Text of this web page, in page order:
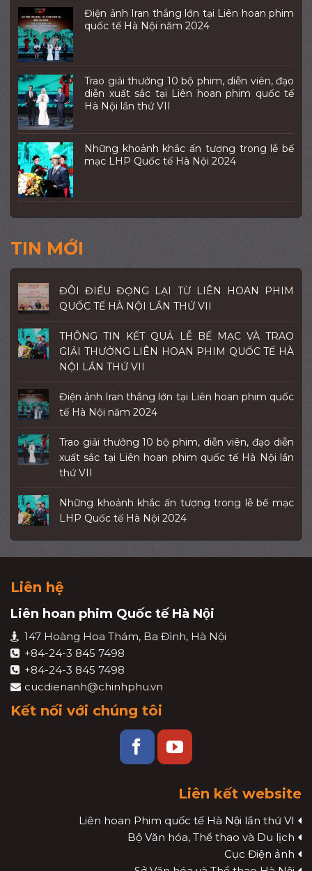
Điện ảnh Iran thắng lớn tại Liên hoan phim
quốc tế Hà Nội năm 2024
Trao giải thưởng 10 bộ phim, diễn viên, đạo
diễn xuất sắc tại Liên hoan phim quốc tế
Hà Nội lần thứ VII
Những khoảnh khắc ấn tượng trong lễ bế
mạc LHP Quốc tế Hà Nội 2024
TIN MỚI
ĐÔI ĐIỀU ĐỌNG LẠI TỪ LIÊN HOAN PHIM
QUỐC TẾ HÀ NỘI LẦN THỨ VII
THÔNG TIN KẾT QUẢ LỄ BẾ MẠC VÀ TRAO
GIẢI THƯỞNG LIÊN HOAN PHIM QUỐC TẾ HÀ
NỘI LẦN THỨ VII
Điện ảnh Iran thắng lớn tại Liên hoan phim quốc
tế Hà Nội năm 2024
Trao giải thưởng 10 bộ phim, diễn viên, đạo diễn
xuất sắc tại Liên hoan phim quốc tế Hà Nội lần
thứ VII
Những khoảnh khắc ấn tượng trong lễ bế mạc
LHP Quốc tế Hà Nội 2024
Liên hệ
Liên hoan phim Quốc tế Hà Nội
147 Hoàng Hoa Thám, Ba Đình, Hà Nội
+84-24-3 845 7498
+84-24-3 845 7498
cucdienanh@chinhphu.vn
Kết nối với chúng tôi
Liên kết website
Liên hoan Phim quốc tế Hà Nội lần thứ VI
Bộ Văn hóa, Thể thao và Du lịch
Cục Điện ảnh